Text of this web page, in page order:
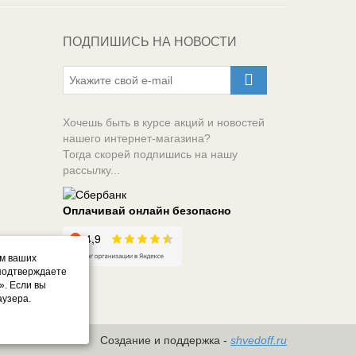
ПОДПИШИСЬ НА НОВОСТИ
Хочешь быть в курсе акций и новостей
нашего интернет-магазина?
Тогда скорей подпишись на нашу
рассылку...
Оплачивай онлайн безопасно
Создание и поддержка - shvedoff.ru
ваших
Если вы